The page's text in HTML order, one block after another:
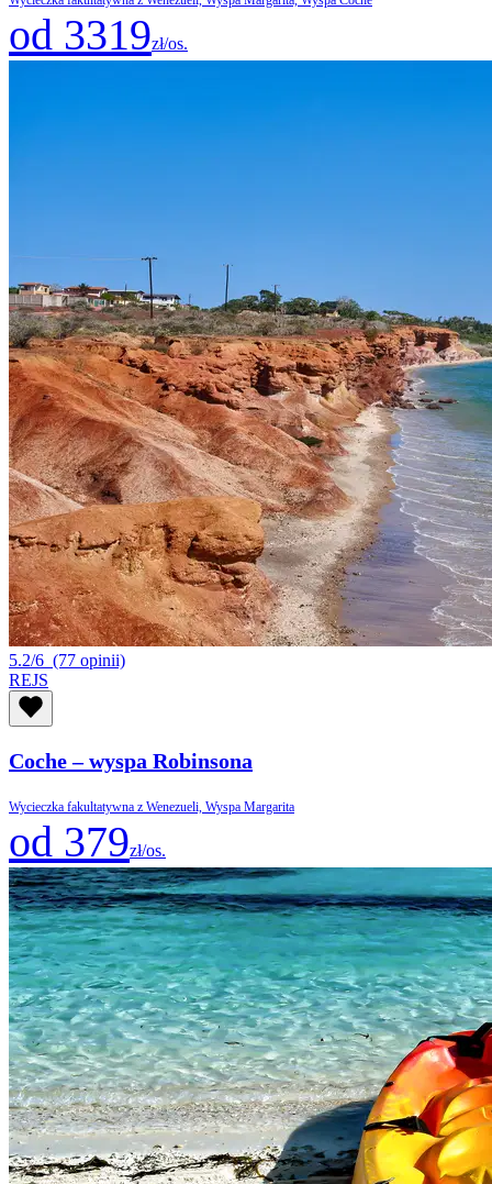
od 3319zł/os.
5.2/6 (77 opinii)
REJS
Coche – wyspa Robinsona
Wycieczka fakultatywna z Wenezueli, Wyspa Margarita
od 379zł/os.